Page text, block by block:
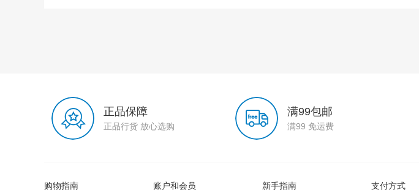
正品保障
正品行货 放心选购
满99包邮
满99 免运费
购物指南 账户和会员 新手指南 支付方式